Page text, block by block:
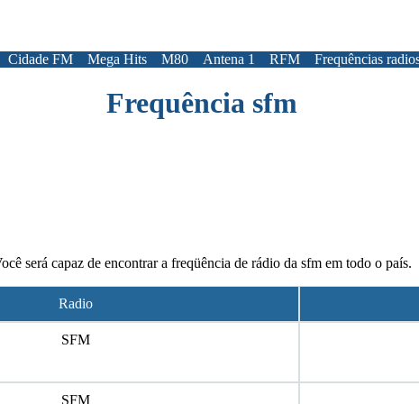
Cidade FM Mega Hits M80 Antena 1 RFM Frequências
Frequência sfm
será capaz de encontrar a freqüência de rádio da sfm em todo o país.
Radio
SFM
SFM